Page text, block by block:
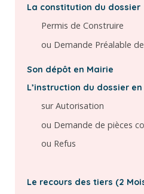
La constitution du dossier
Permis de Construire
ou Demande Préalable
Son dépôt en Mairie
L’instruction du dossier
sur Autorisation
ou Demande de pièces
ou Refus
Le recours des tiers (2